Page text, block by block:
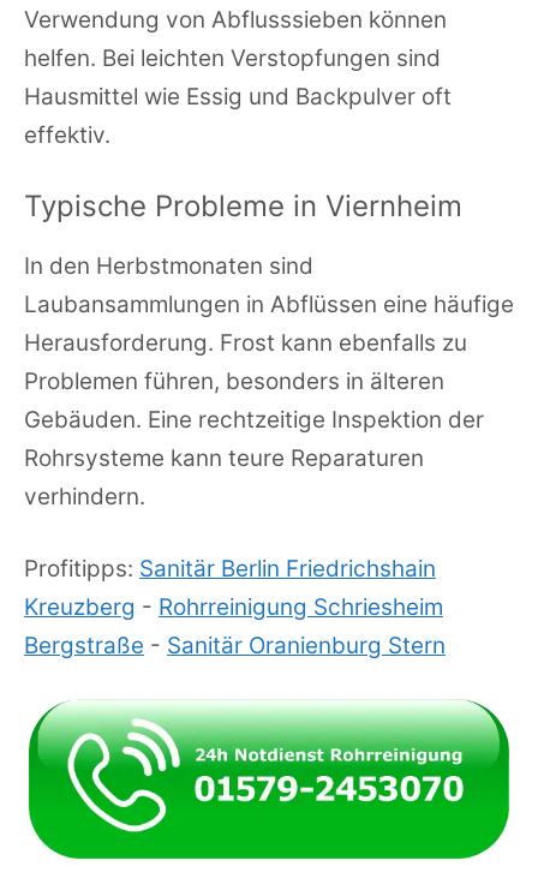
Verwendung von Abflusssieben können
helfen. Bei leichten Verstopfungen sind
Hausmittel wie Essig und Backpulver oft
effektiv.
Typische Probleme in Viernheim
In den Herbstmonaten sind
Laubansammlungen in Abflüssen eine häufige
Herausforderung. Frost kann ebenfalls zu
Problemen führen, besonders in älteren
Gebäuden. Eine rechtzeitige Inspektion der
Rohrsysteme kann teure Reparaturen
verhindern.
Profitipps: Sanitär Berlin Friedrichshain
Kreuzberg - Rohrreinigung Schriesheim
Bergstraße - Sanitär Oranienburg Stern